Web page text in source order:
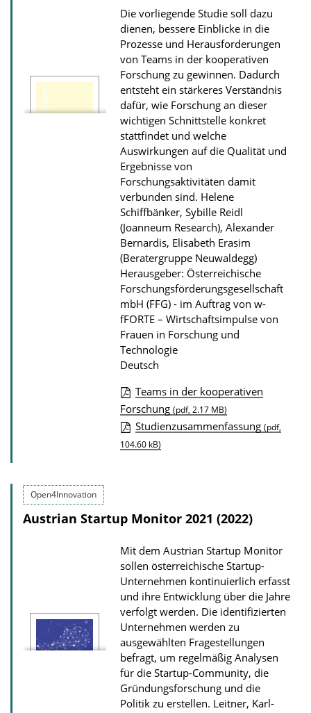
s
z
u
r
P
u
b
l
i
k
a
t
i
o
n
Die vorliegende Studie soll dazu
dienen, bessere Einblicke in die
Prozesse und Herausforderungen
von Teams in der kooperativen
Forschung zu gewinnen. Dadurch
entsteht ein stärkeres Verständnis
dafür, wie Forschung an dieser
wichtigen Schnittstelle konkret
stattfindet und welche
Auswirkungen auf die Qualität und
Ergebnisse von
Forschungsaktivitäten damit
verbunden sind. Helene
Schiffbänker, Sybille Reidl
(Joanneum Research), Alexander
Bernardis, Elisabeth Erasim
(Beratergruppe Neuwaldegg)
Herausgeber: Österreichische
Forschungsförderungsgesellschaft
mbH (FFG) - im Auftrag von w-
fFORTE – Wirtschaftsimpulse von
Frauen in Forschung und
Technologie
Deutsch
D
o
w
a
d
s
z
u
r
P
u
b
l
Teams in der kooperativen
Forschung (pdf, 2.17 MB)
Studienzusammenfassung (pdf,
104.60 kB)
Open4Innovation
Austrian Startup Monitor 2021 (2022)
Mit dem Austrian Startup Monitor
sollen österreichische Startup-
Unternehmen kontinuierlich erfasst
und ihre Entwicklung über die Jahre
verfolgt werden. Die identifizierten
Unternehmen werden zu
ausgewählten Fragestellungen
befragt, um regelmäßig Analysen
für die Startup-Community, die
Gründungsforschung und die
Politik zu erstellen. Leitner, Karl-